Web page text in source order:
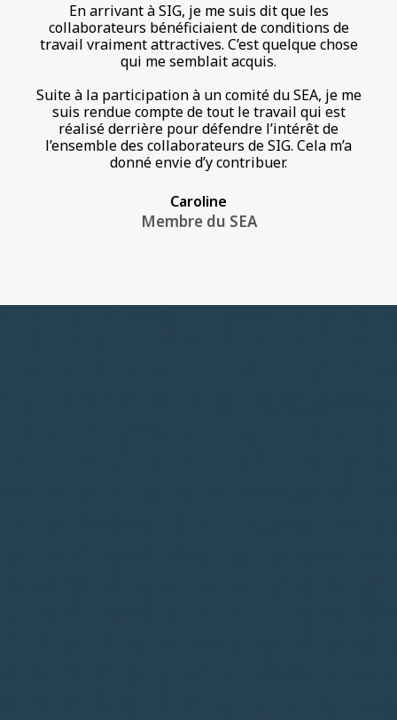
En arrivant à SIG, je me suis dit que les
collaborateurs bénéficiaient de conditions de
travail vraiment attractives. C’est quelque chose
qui me semblait acquis.
Suite à la participation à un comité du SEA, je me
suis rendue compte de tout le travail qui est
réalisé derrière pour défendre l’intérêt de
l’ensemble des collaborateurs de SIG. Cela m’a
donné envie d’y contribuer.
Caroline
Membre du SEA